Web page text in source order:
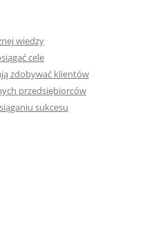
wiedzy
cele
zdobywać klientów
przedsiębiorców
sukcesu